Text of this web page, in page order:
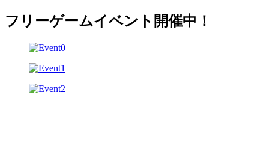
フリーゲームイベント開催中！